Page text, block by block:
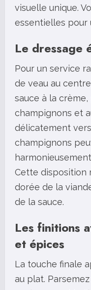
visuelle unique.
essentielles pour
Le dressage
Pour un service
de veau au
sauce à la
champignons et
délicatement
champignons
Cette disposition
dorée de la
de la sauce.
Les finitions
et épices
La touche finale
au plat.